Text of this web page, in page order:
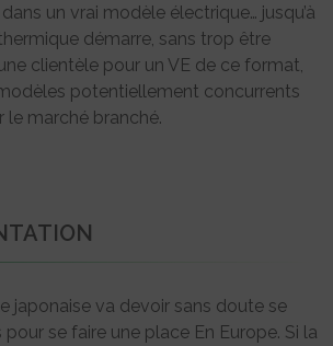
dans un vrai modèle électrique… jusqu’à
démarre, sans trop être
clientèle pour un VE de ce format,
potentiellement concurrents
le marché branché.
japonaise va devoir sans doute se
se faire une place En Europe. Si la